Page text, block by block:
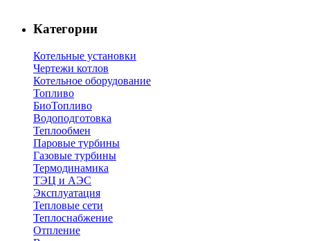
Категории
Котельные установки
Чертежи котлов
Котельное оборудование
Топливо
БиоТопливо
Водоподготовка
Теплообмен
Паровые турбины
Газовые турбины
Термодинамика
ТЭЦ и АЭС
Эксплуатация
Тепловые сети
Теплоснабжение
Отпление